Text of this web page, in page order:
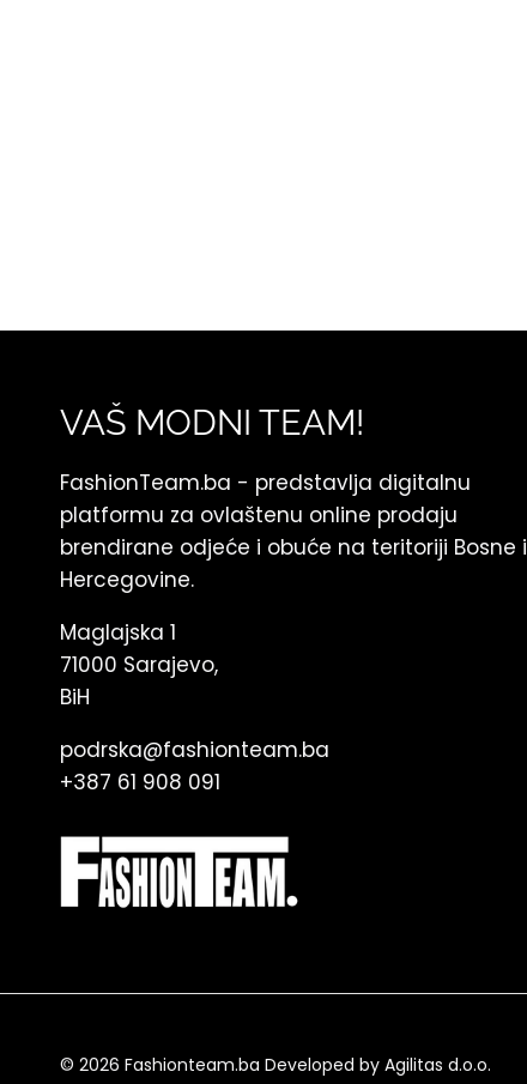
VAŠ MODNI TEAM!
FashionTeam.ba - predstavlja digitalnu
platformu za ovlaštenu online prodaju
brendirane odjeće i obuće na teritoriji Bosne i
Hercegovine.
Maglajska 1
71000 Sarajevo,
BiH
podrska@fashionteam.ba
+387 61 908 091
© 2026 Fashionteam.ba Developed by Agilitas d.o.o.